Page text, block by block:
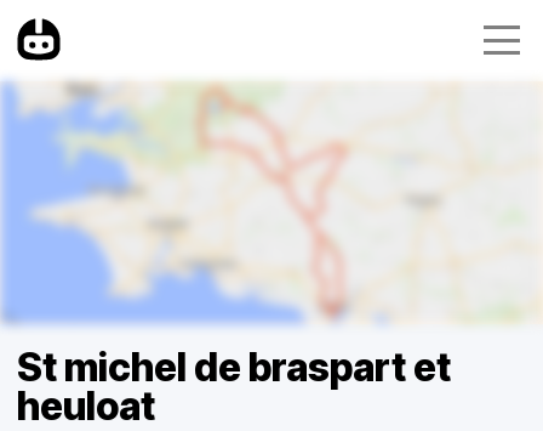
St michel de braspart et
heuloat